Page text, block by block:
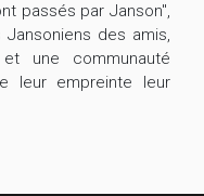
passés par Janson",
des amis,
une communauté
leur empreinte leur